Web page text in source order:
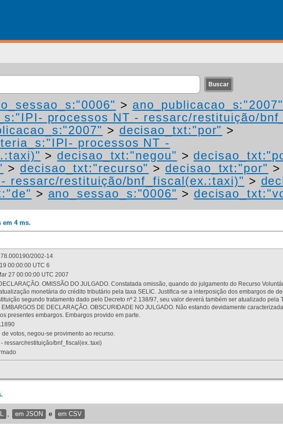
> ano_publicacao_s:"2007"
processos NT - ressarc/restituição/
> decisao_txt:"por" >
processos NT -
> decisao_txt:"negou" >
> decisao_txt:"recurso" > decisao_txt:"por" >
ressarc/restituição/bnf_fiscal(ex.:taxi)" >
> ano_sessao_s:"0006" >
em 4 ms.
2002-14
00:00:00 UTC 6
27 00:00:00 UTC 2007
OMISSÃO DO JULGADO. Constatada omissão, quando do julgamento do Recurso
monetária do crédito tributário pela taxa SELIC. Justifica-se a interposição dos embargos de
segundo tratamento dado pelo Decreto nº 2.138/97, seu valor deverá também ser atualizado pela
DE DECLARAÇÃO. OBSCURIDADE NO JULGADO. Não estando devidamente
presentes embargos. Embargos provido em parte.
de votos, negou-se provimento ao recurso.
- ressarc/restituição/bnf_fiscal(ex.:taxi)
em JSON e em CSV